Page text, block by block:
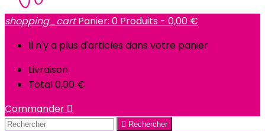
shopping_cart Panier: 0 Produits - 0,00 €
Il n'y a plus d'articles dans votre panier
Livraison
Total0,00 €
Commander 
 Rechercher